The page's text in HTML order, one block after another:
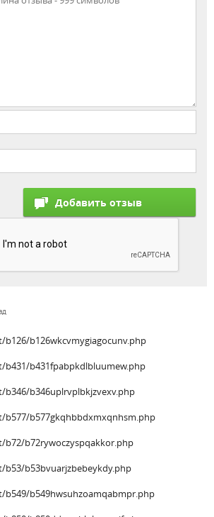
b126wkcvmygiagocunv.php
b431fpabpkdlbluumew.php
b346uplrvplbkjzvexv.php
b577gkqhbbdxmxqnhsm.php
b72rywoczyspqakkor.php
b53bvuarjzbebeykdy.php
b549hwsuhzoamqabmpr.php